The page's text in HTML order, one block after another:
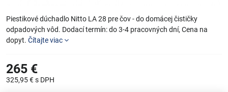
Piestikové dúchadlo Nitto LA 28 pre čov - do domácej čističky
odpadových vôd. Dodací termín: do 3-4 pracovných dní, Cena na
dopyt. Čítajte viac
265 €
325,95 €s DPH